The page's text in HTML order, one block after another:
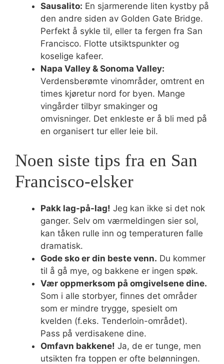
Sausalito: En sjarmerende liten kystby på
den andre siden av Golden Gate Bridge.
Perfekt å sykle til, eller ta fergen fra San
Francisco. Flotte utsiktspunkter og
koselige kafeer.
Napa Valley & Sonoma Valley:
Verdensberømte vinområder, omtrent en
times kjøretur nord for byen. Mange
vingårder tilbyr smakinger og
omvisninger. Det enkleste er å bli med på
en organisert tur eller leie bil.
Noen siste tips fra en San
Francisco-elsker
Pakk lag-på-lag! Jeg kan ikke si det nok
ganger. Selv om værmeldingen sier sol,
kan tåken rulle inn og temperaturen falle
dramatisk.
Gode sko er din beste venn. Du kommer
til å gå mye, og bakkene er ingen spøk.
Vær oppmerksom på omgivelsene dine.
Som i alle storbyer, finnes det områder
som er mindre trygge, spesielt om
kvelden (f.eks. Tenderloin-området).
Pass på verdisakene dine.
Omfavn bakkene! Ja, de er tunge, men
utsikten fra toppen er ofte belønningen.